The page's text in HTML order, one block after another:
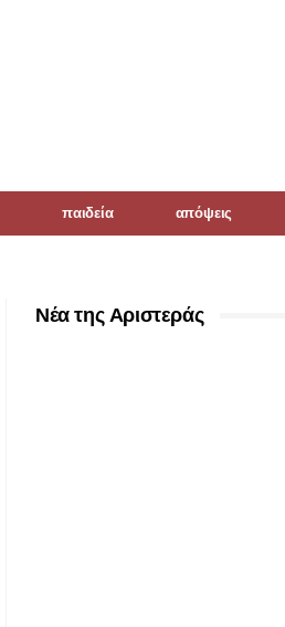
παιδεία απόψεις
Νέα της Αριστεράς